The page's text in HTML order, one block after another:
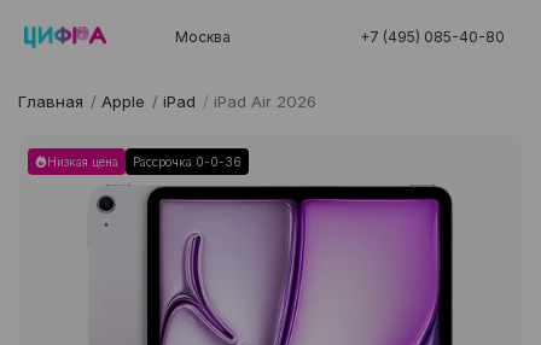
Москва +7 (495) 085-40-80
Главная / Apple / iPad / iPad Air 2026
Низкая цена Рассрочка 0-0-36